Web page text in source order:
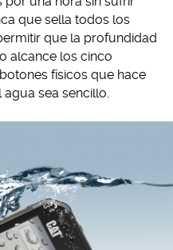
que sella todos los
que la profundidad
alcance los cinco
físicos que hace
sea sencillo.